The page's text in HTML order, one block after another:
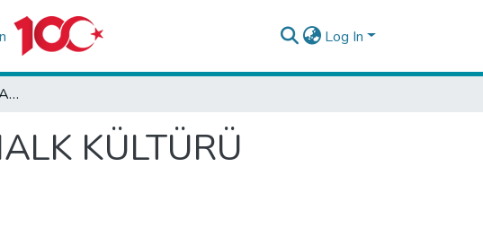
Log In
ABBAS SAYAR’IN ROMANLARINDA HALK KÜLTÜRÜ UNSURLARI
KÜLTÜRÜ